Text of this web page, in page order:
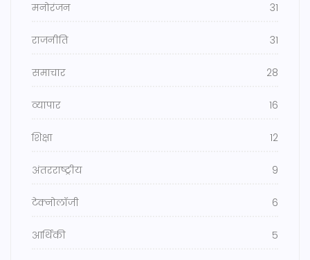
मनोरंजन 31
राजनीति 31
समाचार 28
व्यापार 16
शिक्षा 12
अंतरराष्ट्रीय 9
टेक्नोलॉजी 6
आर्थिकी 5